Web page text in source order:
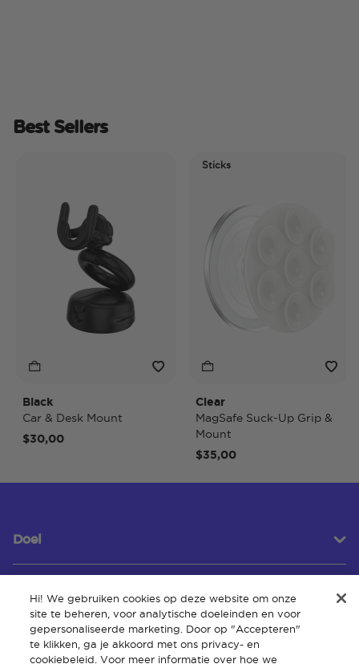
Best Sellers
Black
Car & Desk Mount
$30,00
Sticks
Clear
MagSafe Suck-Up Grip &
Mount
$35,00
Doel
Klantenservice
Hi! We gebruiken cookies op deze website om onze
site te beheren, voor analytische doeleinden en voor
gepersonaliseerde marketing. Door op "Accepteren"
te klikken, ga je akkoord met ons privacy- en
cookiebeleid. Voor meer informatie over hoe we